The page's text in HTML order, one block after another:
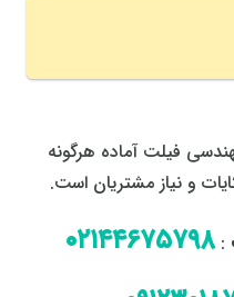
فیلت آماده هرگونه
و نیاز مشتریان است.
:٠٢١٤٤٦٧٥٧٩٨